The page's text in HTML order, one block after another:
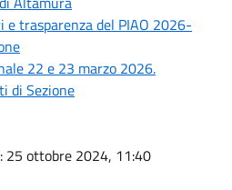
trasparenza del PIAO 2026-
22 e 23 marzo 2026.
di Sezione
: 25 ottobre 2024, 11:40